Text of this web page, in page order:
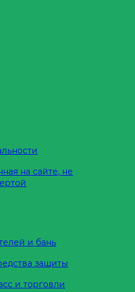
на сайте, не
и бань
защиты
и торговли